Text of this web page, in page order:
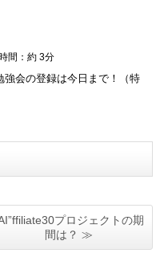
間：約 3分
強会の登録は今日まで！（特
プロジェクトの期
間は？ ≫